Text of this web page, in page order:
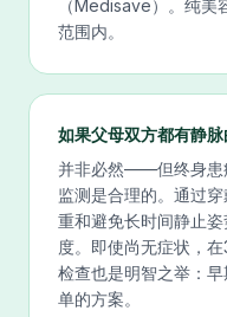
（Medisave）。纯美
范围内。
如果父母双方都有静
并非必然——但终身患
监测是合理的。通过
重和避免长时间静止
度。即使尚无症状，
检查也是明智之举：
单的方案。